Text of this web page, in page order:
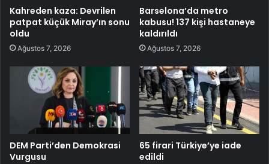
Kahreden kaza: Devrilen
patpat küçük Miray’ın sonu
oldu
Ağustos 7, 2026
Barselona’da metro
kabusu! 137 kişi hastaneye
kaldırıldı
Ağustos 7, 2026
DEM Parti’den Demokrasi
Vurgusu
65 firari Türkiye’ye iade
edildi